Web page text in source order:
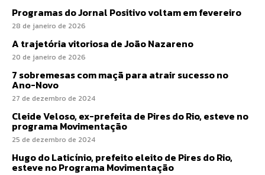
Programas do Jornal Positivo voltam em fevereiro
28 de janeiro de 2026
A trajetória vitoriosa de João Nazareno
20 de janeiro de 2026
7 sobremesas com maçã para atrair sucesso no
Ano-Novo
27 de dezembro de 2024
Cleide Veloso, ex-prefeita de Pires do Rio, esteve no
programa Movimentação
25 de dezembro de 2024
Hugo do Laticínio, prefeito eleito de Pires do Rio,
esteve no Programa Movimentação